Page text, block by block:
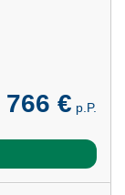
766 € p.P.